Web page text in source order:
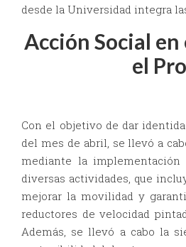
desde la Universidad integra
Acción Social
el
Con el objetivo de dar
del mes de abril, se llevó a
mediante la
diversas actividades, que
mejorar la movilidad y
reductores de velocidad
Además, se llevó a cabo la